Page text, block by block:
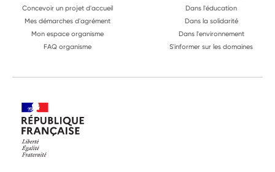
Concevoir un projet d'accueil
Mes démarches d'agrément
Mon espace organisme
FAQ organisme
Dans l'éducation
Dans la solidarité
Dans l'environnement
S'informer sur les domaines